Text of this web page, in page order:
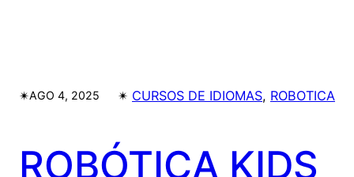
✴︎AGO 4, 2025 ✴︎ CURSOS DE IDIOMAS, ROBOTICA
ROBÓTICA KIDS